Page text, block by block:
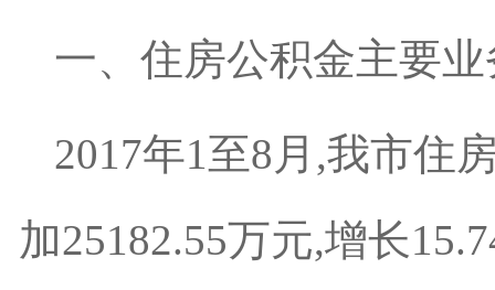
一、住房公积金主要
2017年1至8月,我市住
加25182.55万元,增长